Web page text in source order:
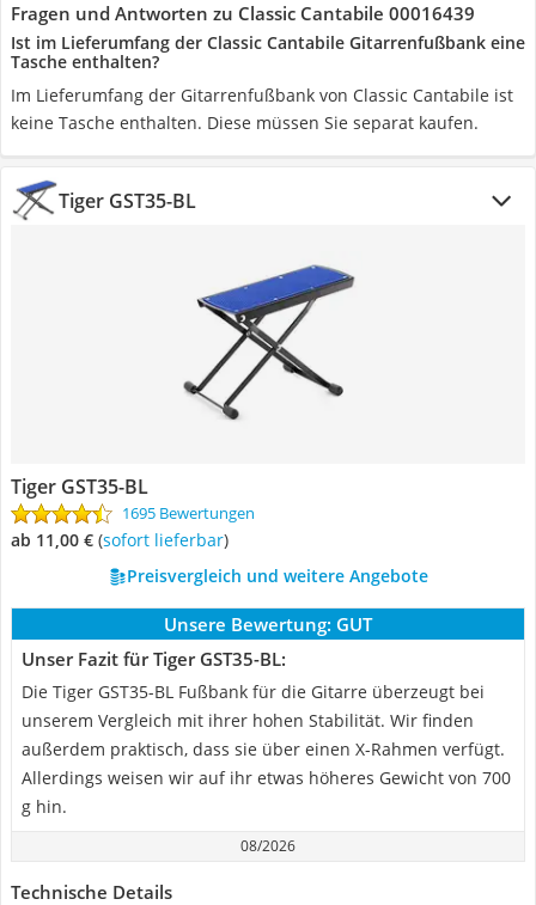
Fragen und Antworten zu Classic Cantabile 00016439
Ist im Lieferumfang der Classic Cantabile Gitarrenfußbank eine
Tasche enthalten?
Im Lieferumfang der Gitarrenfußbank von Classic Cantabile ist
keine Tasche enthalten. Diese müssen Sie separat kaufen.
Tiger GST35-BL
Tiger GST35-BL
1695 Bewertungen
ab 11,00 € ( Sofort lieferbar)
Preisvergleich und weitere Angebote
Unsere Bewertung: GUT
Unser Fazit für Tiger GST35-BL:
Die Tiger GST35-BL Fußbank für die Gitarre überzeugt bei
unserem Vergleich mit ihrer hohen Stabilität. Wir finden
außerdem praktisch, dass sie über einen X-Rahmen verfügt.
Allerdings weisen wir auf ihr etwas höheres Gewicht von 700
g hin.
08/2026
Technische Details